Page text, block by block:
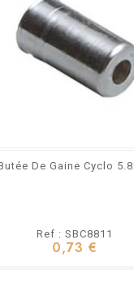
De Gaine Cyclo
Ref : SBC8811
0,73 €